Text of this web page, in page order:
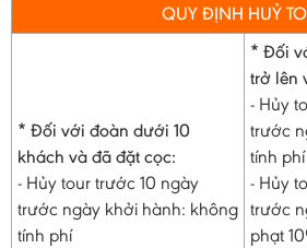
QUY ĐỊNH HUỶ
* Đối với đoàn dưới 10
khách và đã đặt cọc:
- Hủy tour trước 10 ngày
trước ngày khởi hành: không
tính phí
* Đối
trở lên
- Hủy
trước
tính phí
- Hủy
trước
phạt